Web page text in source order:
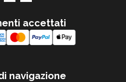
accettati
navigazione